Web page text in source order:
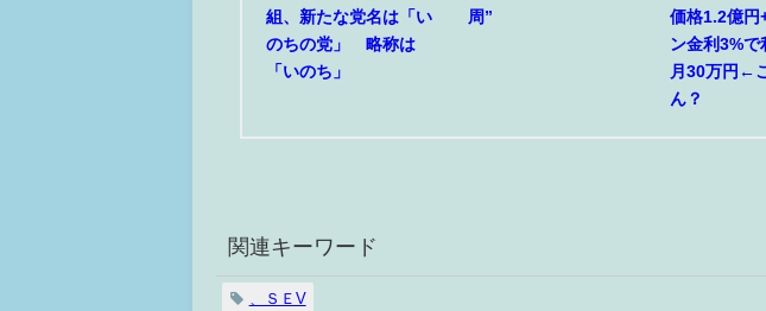
組、新たな党名は「い
のちの党」 略称は
「いのち」
周”
価格1.2億円
ン金利3%で
月30万円←
ん？
関連キーワード
、ＳＥV